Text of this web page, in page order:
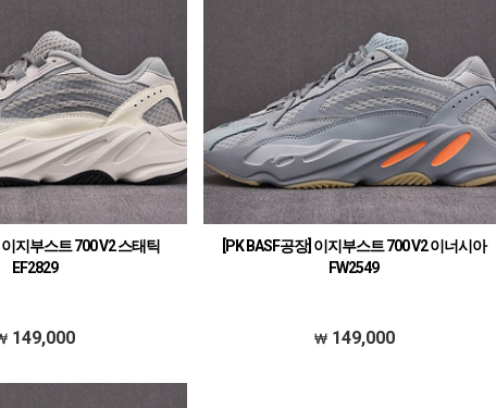
이지부스트 700 V2 스태틱
EF2829
149,000
[PK BASF공장] 이지부스트 700 V2 이너시아
FW2549
149,000